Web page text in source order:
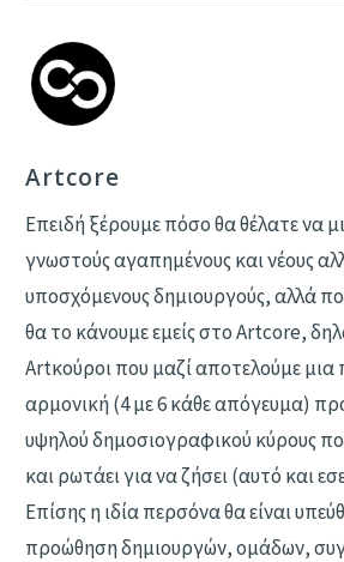
Artcore
Επειδή ξέρουμε πόσο θα θέλατε να
γνωστούς αγαπημένους και νέους
υποσχόμενους δημιουργούς, αλλά
θα το κάνουμε εμείς στο Artcore,
Artκούροι που μαζί αποτελούμε μια
αρμονική (4 με 6 κάθε απόγευμα)
υψηλού δημοσιογραφικού κύρους
και ρωτάει για να ζήσει (αυτό και
Επίσης η ιδία περσόνα θα είναι
προώθηση δημιουργών, ομάδων,